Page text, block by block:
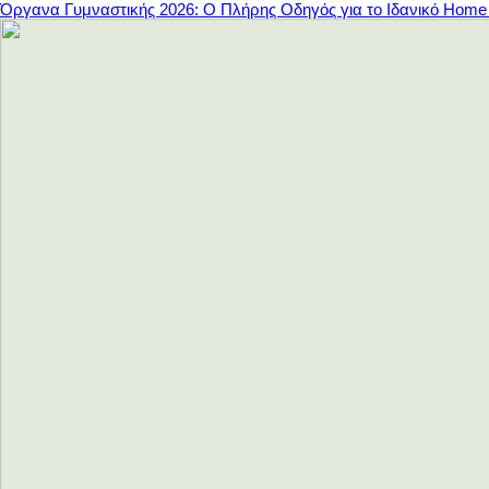
Όργανα Γυμναστικής 2026: Ο Πλήρης Οδηγός για το Ιδανικό